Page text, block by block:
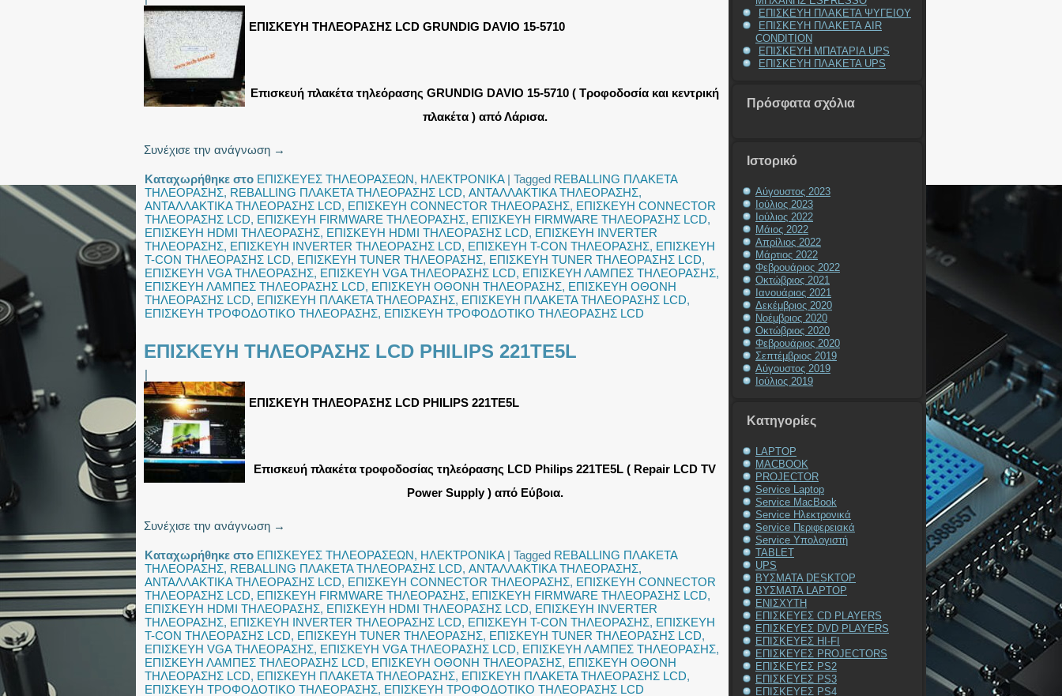
ΕΠΙΣΚΕΥΗ ΤΗΛΕΟΡΑΣΗΣ LCD GRUNDIG DAVIO 15-5710
Επισκευή πλακέτα τηλεόρασης GRUNDIG DAVIO 15-5710 ( Τροφοδοσία και κεντρική
πλακέτα ) από Λάρισα.
Συνέχισε την ανάγνωση →
Καταχωρήθηκε στο ΕΠΙΣΚΕΥΕΣ ΤΗΛΕΟΡΑΣΕΩΝ, ΗΛΕΚΤΡΟΝΙΚΑ| Tagged REBALLING ΠΛΑΚΕΤΑ
ΤΗΛΕΟΡΑΣΗΣ, REBALLING ΠΛΑΚΕΤΑ ΤΗΛΕΟΡΑΣΗΣ LCD, ΑΝΤΑΛΛΑΚΤΙΚΑ ΤΗΛΕΟΡΑΣΗΣ,
ΑΝΤΑΛΛΑΚΤΙΚΑ ΤΗΛΕΟΡΑΣΗΣ LCD, ΕΠΙΣΚΕΥΗ CONNECTOR ΤΗΛΕΟΡΑΣΗΣ, ΕΠΙΣΚΕΥΗ CONNECTOR
ΤΗΛΕΟΡΑΣΗΣ LCD, ΕΠΙΣΚΕΥΗ FIRMWARE ΤΗΛΕΟΡΑΣΗΣ, ΕΠΙΣΚΕΥΗ FIRMWARE ΤΗΛΕΟΡΑΣΗΣ LCD,
ΕΠΙΣΚΕΥΗ HDMI ΤΗΛΕΟΡΑΣΗΣ, ΕΠΙΣΚΕΥΗ HDMI ΤΗΛΕΟΡΑΣΗΣ LCD, ΕΠΙΣΚΕΥΗ INVERTER
ΤΗΛΕΟΡΑΣΗΣ, ΕΠΙΣΚΕΥΗ INVERTER ΤΗΛΕΟΡΑΣΗΣ LCD, ΕΠΙΣΚΕΥΗ T-CON ΤΗΛΕΟΡΑΣΗΣ, ΕΠΙΣΚΕΥΗ
T-CON ΤΗΛΕΟΡΑΣΗΣ LCD, ΕΠΙΣΚΕΥΗ TUNER ΤΗΛΕΟΡΑΣΗΣ, ΕΠΙΣΚΕΥΗ TUNER ΤΗΛΕΟΡΑΣΗΣ LCD,
ΕΠΙΣΚΕΥΗ VGA ΤΗΛΕΟΡΑΣΗΣ, ΕΠΙΣΚΕΥΗ VGA ΤΗΛΕΟΡΑΣΗΣ LCD, ΕΠΙΣΚΕΥΗ ΛΑΜΠΕΣ ΤΗΛΕΟΡΑΣΗΣ,
ΕΠΙΣΚΕΥΗ ΛΑΜΠΕΣ ΤΗΛΕΟΡΑΣΗΣ LCD, ΕΠΙΣΚΕΥΗ ΟΘΟΝΗ ΤΗΛΕΟΡΑΣΗΣ, ΕΠΙΣΚΕΥΗ ΟΘΟΝΗ
ΤΗΛΕΟΡΑΣΗΣ LCD, ΕΠΙΣΚΕΥΗ ΠΛΑΚΕΤΑ ΤΗΛΕΟΡΑΣΗΣ, ΕΠΙΣΚΕΥΗ ΠΛΑΚΕΤΑ ΤΗΛΕΟΡΑΣΗΣ LCD,
ΕΠΙΣΚΕΥΗ ΤΡΟΦΟΔΟΤΙΚΟ ΤΗΛΕΟΡΑΣΗΣ, ΕΠΙΣΚΕΥΗ ΤΡΟΦΟΔΟΤΙΚΟ ΤΗΛΕΟΡΑΣΗΣ LCD
ΕΠΙΣΚΕΥΗ ΤΗΛΕΟΡΑΣΗΣ LCD PHILIPS 221TE5L
|
ΕΠΙΣΚΕΥΗ ΤΗΛΕΟΡΑΣΗΣ LCD PHILIPS 221TE5L
Επισκευή πλακέτα τροφοδοσίας τηλεόρασης LCD Philips 221TE5L ( Repair LCD TV
Power Supply ) από Εύβοια.
Συνέχισε την ανάγνωση →
Καταχωρήθηκε στο ΕΠΙΣΚΕΥΕΣ ΤΗΛΕΟΡΑΣΕΩΝ, ΗΛΕΚΤΡΟΝΙΚΑ| Tagged REBALLING ΠΛΑΚΕΤΑ
ΤΗΛΕΟΡΑΣΗΣ, REBALLING ΠΛΑΚΕΤΑ ΤΗΛΕΟΡΑΣΗΣ LCD, ΑΝΤΑΛΛΑΚΤΙΚΑ ΤΗΛΕΟΡΑΣΗΣ,
ΑΝΤΑΛΛΑΚΤΙΚΑ ΤΗΛΕΟΡΑΣΗΣ LCD, ΕΠΙΣΚΕΥΗ CONNECTOR ΤΗΛΕΟΡΑΣΗΣ, ΕΠΙΣΚΕΥΗ CONNECTOR
ΤΗΛΕΟΡΑΣΗΣ LCD, ΕΠΙΣΚΕΥΗ FIRMWARE ΤΗΛΕΟΡΑΣΗΣ, ΕΠΙΣΚΕΥΗ FIRMWARE ΤΗΛΕΟΡΑΣΗΣ LCD,
ΕΠΙΣΚΕΥΗ HDMI ΤΗΛΕΟΡΑΣΗΣ, ΕΠΙΣΚΕΥΗ HDMI ΤΗΛΕΟΡΑΣΗΣ LCD, ΕΠΙΣΚΕΥΗ INVERTER
ΤΗΛΕΟΡΑΣΗΣ, ΕΠΙΣΚΕΥΗ INVERTER ΤΗΛΕΟΡΑΣΗΣ LCD, ΕΠΙΣΚΕΥΗ T-CON ΤΗΛΕΟΡΑΣΗΣ, ΕΠΙΣΚΕΥΗ
T-CON ΤΗΛΕΟΡΑΣΗΣ LCD, ΕΠΙΣΚΕΥΗ TUNER ΤΗΛΕΟΡΑΣΗΣ, ΕΠΙΣΚΕΥΗ TUNER ΤΗΛΕΟΡΑΣΗΣ LCD,
ΕΠΙΣΚΕΥΗ VGA ΤΗΛΕΟΡΑΣΗΣ, ΕΠΙΣΚΕΥΗ VGA ΤΗΛΕΟΡΑΣΗΣ LCD, ΕΠΙΣΚΕΥΗ ΛΑΜΠΕΣ ΤΗΛΕΟΡΑΣΗΣ,
ΕΠΙΣΚΕΥΗ ΛΑΜΠΕΣ ΤΗΛΕΟΡΑΣΗΣ LCD, ΕΠΙΣΚΕΥΗ ΟΘΟΝΗ ΤΗΛΕΟΡΑΣΗΣ, ΕΠΙΣΚΕΥΗ ΟΘΟΝΗ
ΤΗΛΕΟΡΑΣΗΣ LCD, ΕΠΙΣΚΕΥΗ ΠΛΑΚΕΤΑ ΤΗΛΕΟΡΑΣΗΣ, ΕΠΙΣΚΕΥΗ ΠΛΑΚΕΤΑ ΤΗΛΕΟΡΑΣΗΣ LCD,
ΕΠΙΣΚΕΥΗ ΤΡΟΦΟΔΟΤΙΚΟ ΤΗΛΕΟΡΑΣΗΣ, ΕΠΙΣΚΕΥΗ ΤΡΟΦΟΔΟΤΙΚΟ ΤΗΛΕΟΡΑΣΗΣ LCD
ΕΠΙΣΚΕΥΗ ΠΛΑΚΕΤΑ ΨΥΓΕΙΟΥ
ΕΠΙΣΚΕΥΗ ΠΛΑΚΕΤΑ AIR
CONDITION
ΕΠΙΣΚΕΥΗ ΜΠΑΤΑΡΙΑ UPS
ΕΠΙΣΚΕΥΗ ΠΛΑΚΕΤΑ UPS
Πρόσφατα σχόλια
Ιστορικό
Αύγουστος 2023
Ιούλιος 2023
Ιούλιος 2022
Μάιος 2022
Απρίλιος 2022
Μάρτιος 2022
Φεβρουάριος 2022
Οκτώβριος 2021
Ιανουάριος 2021
Δεκέμβριος 2020
Νοέμβριος 2020
Οκτώβριος 2020
Φεβρουάριος 2020
Σεπτέμβριος 2019
Αύγουστος 2019
Ιούλιος 2019
Kατηγορίες
LAPTOP
MACBOOK
PROJECTOR
Service Laptop
Service MacBook
Service Ηλεκτρονικά
Service Περιφερειακά
Service Υπολογιστή
TABLET
UPS
ΒΥΣΜΑΤΑ DESKTOP
ΒΥΣΜΑΤΑ LAPTOP
ΕΝΙΣΧΥΤΗ
ΕΠΙΣΚΕΥΕΣ CD PLAYERS
ΕΠΙΣΚΕΥΕΣ DVD PLAYERS
ΕΠΙΣΚΕΥΕΣ HI-FI
ΕΠΙΣΚΕΥΕΣ PROJECTORS
ΕΠΙΣΚΕΥΕΣ PS2
ΕΠΙΣΚΕΥΕΣ PS3
ΕΠΙΣΚΕΥΕΣ PS4